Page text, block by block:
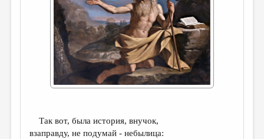
ОТДЕЛЫ И РУБРИКИ
ИЗБРАННОЕ
ДАЙДЖЕСТ
ПРОИЗВЕДЕНИЯ
ПЕРЕВОДЫ
ДЕТСКАЯ КОМНАТА
Так вот, была история, внучок,
взаправду, не подумай - небылица: